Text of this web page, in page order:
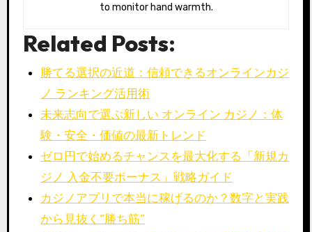
to monitor hand warmth.
Related Posts:
勝てる選択の近道：信頼できるオンラインカジ
ノ ランキング活用術
未来志向で選ぶ新しい オンライン カジノ：体
験・安全・価値の最新トレンド
ゼロ円で始めるチャンスを最大化する「新規カ
ジノ 入金不要ボーナス」戦略ガイド
カジノアプリで本当に稼げるのか？数字と実践
から見抜く“勝ち筋”